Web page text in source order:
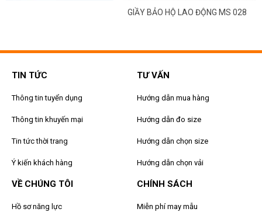
GIẦY BẢO HỘ LAO ĐỘNG MS 028
TIN TỨC
Thông tin tuyển dụng
Thông tin khuyến mại
Tin tức thời trang
Ý kiến khách hàng
TƯ VẤN
Hướng dẫn mua hàng
Hướng dẫn đo size
Hướng dẫn chọn size
Hướng dẫn chọn vải
VỀ CHÚNG TÔI
Hồ sơ năng lực
CHÍNH SÁCH
Miễn phí may mẫu